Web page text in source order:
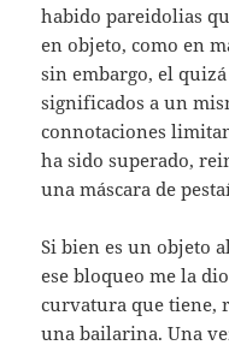
habido pareidolias
en objeto, como en
sin embargo, el
significados a un
connotaciones
ha sido superado,
una máscara de
Si bien es un objeto
ese bloqueo me la
curvatura que tiene,
una bailarina. Una